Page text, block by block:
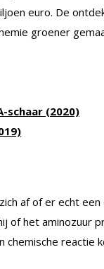
euro. De
groener
schaar (2020)
af of er echt
of het aminozuur
reactie